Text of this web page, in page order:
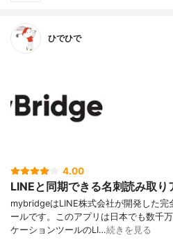
ひでひで
4.00
LINEと同期できる名刺読み取り
mybridgeはLINE株式会社が開発した完
ールです。このアプリは日本でも数千
ケーションツールのLI…続きを見る